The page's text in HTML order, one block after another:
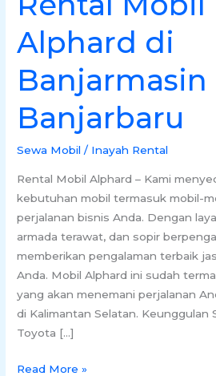
Alphard di
Banjarmasin
Banjarbaru
Sewa Mobil / Inayah Rental
Rental Mobil Alphard – Kami
kebutuhan mobil termasuk mobil-
perjalanan bisnis Anda. Dengan
armada terawat, dan sopir
memberikan pengalaman terbaik
Anda. Mobil Alphard ini sudah
yang akan menemani perjalanan
di Kalimantan Selatan. Keunggulan
Toyota […]
Read More »